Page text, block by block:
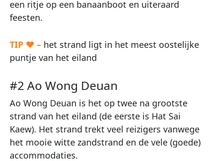
een ritje op een banaanboot en uiteraard
feesten.
TIP ♥ – het strand ligt in het meest oostelijke
puntje van het eiland
#2 Ao Wong Deuan
Ao Wong Deuan is het op twee na grootste
strand van het eiland (de eerste is Hat Sai
Kaew). Het strand trekt veel reizigers vanwege
het mooie witte zandstrand en de vele (goede)
accommodaties.